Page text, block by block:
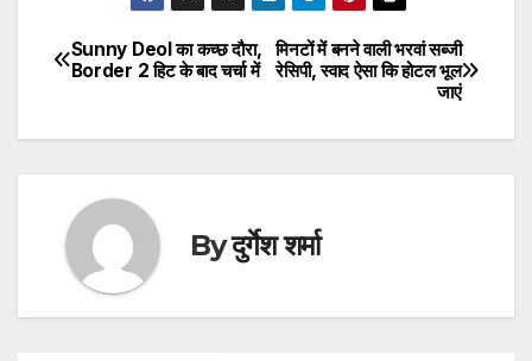
Post
मिनटों में बनने वाली भरवां सब्जी
रेसिपी, स्वाद ऐसा कि होटल भूल
जाएं
Sunny Deol का कच्छ दौरा,
Border 2 हिट के बाद चर्चा में
Byदुर्गेश शर्मा